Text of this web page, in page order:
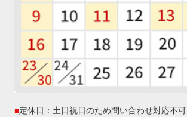
■定休日：土日祝日のため問い合わせ対応不可